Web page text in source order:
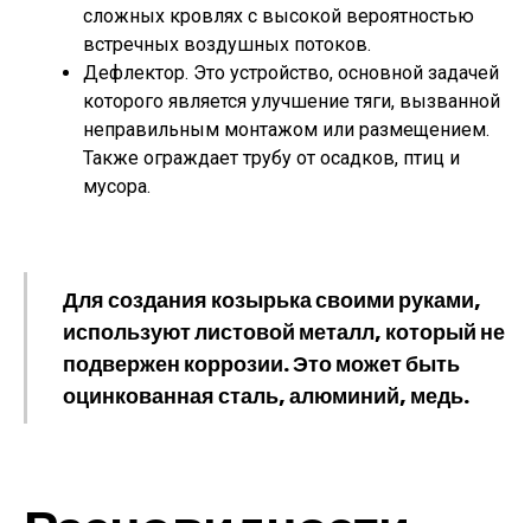
сложных кровлях с высокой вероятностью
встречных воздушных потоков.
Дефлектор. Это устройство, основной задачей
которого является улучшение тяги, вызванной
неправильным монтажом или размещением.
Также ограждает трубу от осадков, птиц и
мусора.
Для создания козырька своими руками,
используют листовой металл, который не
подвержен коррозии. Это может быть
оцинкованная сталь, алюминий, медь.